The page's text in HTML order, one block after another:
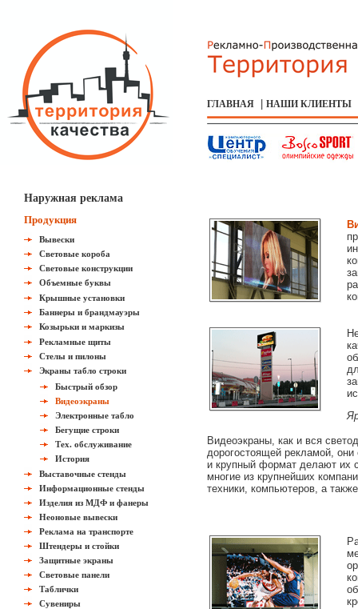
ГЛАВНАЯ НАШИ КЛИЕНТЫ
Наружная реклама
Продукция
Вывески
Световые короба
Световые конструкции
Объемные буквы
Крышные установки
Баннеры и брандмауэры
Козырьки и маркизы
Рекламные щиты
Стелы и пилоны
Экраны табло строки
Быстрый обзор
Видеоэкраны
Электронные табло
Бегущие строки
Тех. обслуживание
История
Выставочные стенды
Информационные стенды
Изделия из МДФ и фанеры
Неоновые вывески
Реклама на транспорте
Штендеры и стойки
Защитные экраны
Световые панели
Таблички
Сувениры
Видеоэкраны, как и вся
дорогостоящей рекламой,
и крупный формат делают их
многие из крупнейших
техники, компьютеров, а